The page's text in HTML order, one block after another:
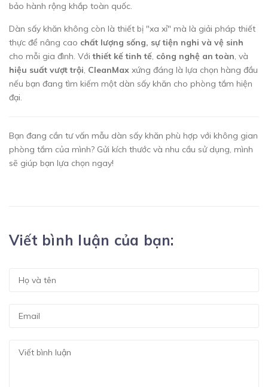
bảo hành rộng khắp toàn quốc.
Dàn sấy khăn không còn là thiết bị "xa xỉ" mà là giải pháp thiết
thực để nâng cao chất lượng sống, sự tiện nghi và vệ sinh
cho mỗi gia đình. Vớithiết kế tinh tế, công nghệ an toàn, và
hiệu suất vượt trội, CleanMax xứng đáng là lựa chọn hàng đầu
nếu bạn đang tìm kiếm một dàn sấy khăn cho phòng tắm hiện
đại.
Bạn đang cần tư vấn mẫu dàn sấy khăn phù hợp với không gian
phòng tắm của mình? Gửi kích thước và nhu cầu sử dụng, mình
sẽ giúp bạn lựa chọn ngay!
Viết bình luận của bạn: